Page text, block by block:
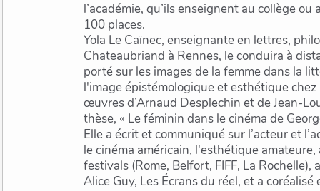
l’académie, qu’ils enseignent au collège ou au lycée, dans la limite de
100 places.
Yola Le Caïnec, enseignante en lettres,
Chateaubriand à Rennes, le conduira à
porté sur les images de la femme dans la
l'image épistémologique et esthétique
œuvres d’Arnaud Desplechin et de Jean-
thèse, « Le féminin dans le cinéma de
Elle a écrit et communiqué sur l’acteur et
le cinéma américain, l'esthétique amateure,
festivals (Rome, Belfort, FIFF, La Rochelle),
Alice Guy, Les Écrans du réel, et a